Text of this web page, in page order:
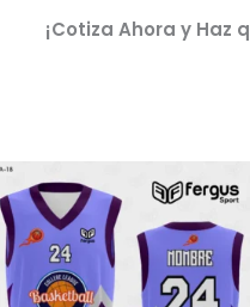
¡Cotiza Ahora y Haz